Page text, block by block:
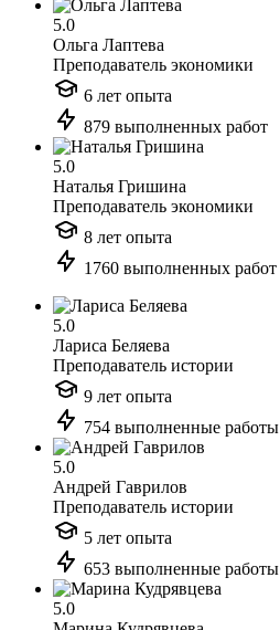
5.0
Ольга Лаптева
Преподаватель экономики
6 лет опыта
879 выполненных работ
5.0
Наталья Гришина
Преподаватель экономики
8 лет опыта
1760 выполненных работ
5.0
Лариса Беляева
Преподаватель истории
9 лет опыта
754 выполненные работы
5.0
Андрей Гаврилов
Преподаватель истории
5 лет опыта
653 выполненные работы
5.0